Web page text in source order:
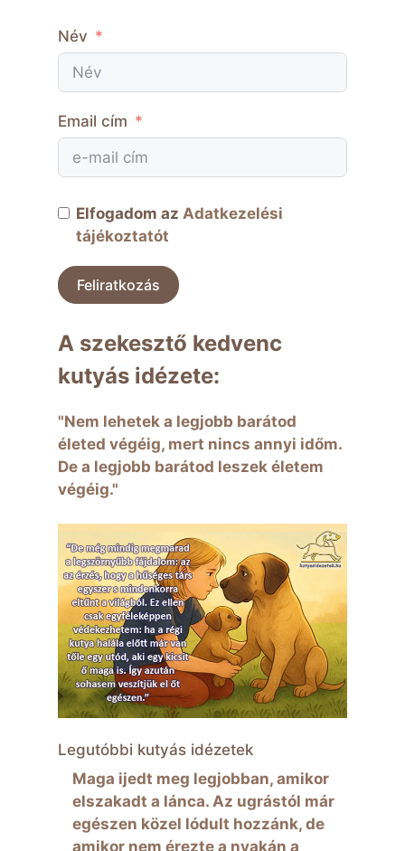
Név
Email cím
Elfogadom az Adatkezelési
tájékoztatót
Feliratkozás
A szekesztő kedvenc
kutyás idézete:
"Nem lehetek a legjobb barátod
életed végéig, mert nincs annyi időm.
De a legjobb barátod leszek életem
végéig."
Legutóbbi kutyás idézetek
Maga ijedt meg legjobban, amikor
elszakadt a lánca. Az ugrástól már
egészen közel lódult hozzánk, de
amikor nem érezte a nyakán a